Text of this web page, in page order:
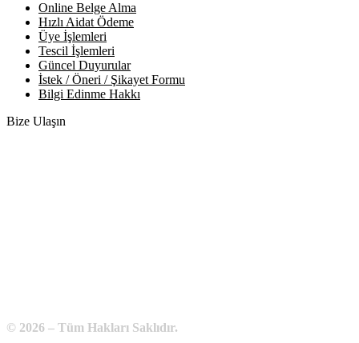
Online Belge Alma
Hızlı Aidat Ödeme
Üye İşlemleri
Tescil İşlemleri
Güncel Duyurular
İstek / Öneri / Şikayet Formu
Bilgi Edinme Hakkı
Bize Ulaşın
© 2026 – Tüm Hakları Saklıdır.